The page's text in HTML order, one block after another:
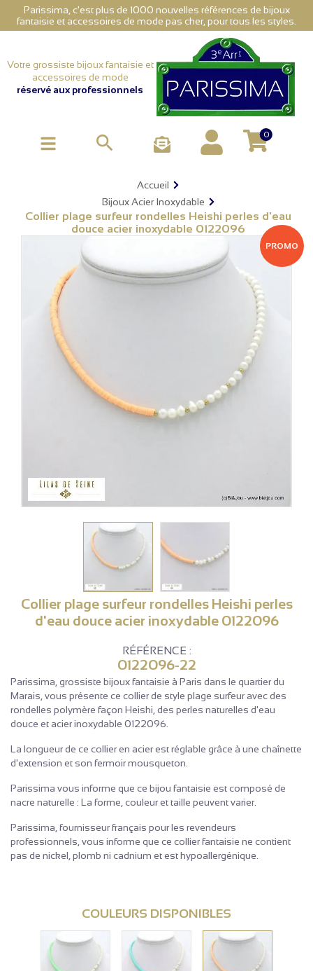
Parissima, c'est plus de 1000 nouvelles références de bijoux
fantaisie et accessoires de mode pas cher, pour tous les styles.
Votre grossiste bijoux fantaisie et
accessoires de mode
réservé aux professionnels
 0
Accueil
Bijoux Acier Inoxydable
Collier plage surfeur rondelles Heishi perles d'eau
douce acier inoxydable 0122096
PROMO
Collier plage surfeur rondelles Heishi perles
d'eau douce acier inoxydable 0122096
RÉFÉRENCE :
0122096-22
Parissima, grossiste bijoux fantaisie à Paris dans le quartier du
Marais, vous présente ce collier de style plage surfeur avec des
rondelles polymère façon Heishi, des perles naturelles d'eau
douce et acier inoxydable 0122096.
La longueur de ce collier en acier est réglable grâce à une chaînette
d'extension et son fermoir mousqueton.
Parissima vous informe que ce bijou fantaisie est composé de
nacre naturelle : La forme, couleur et taille peuvent varier.
Parissima, fournisseur français pour les revendeurs
professionnels, vous informe que ce collier fantaisie ne contient
pas de nickel, plomb ni cadnium et est hypoallergénique.
COULEURS DISPONIBLES